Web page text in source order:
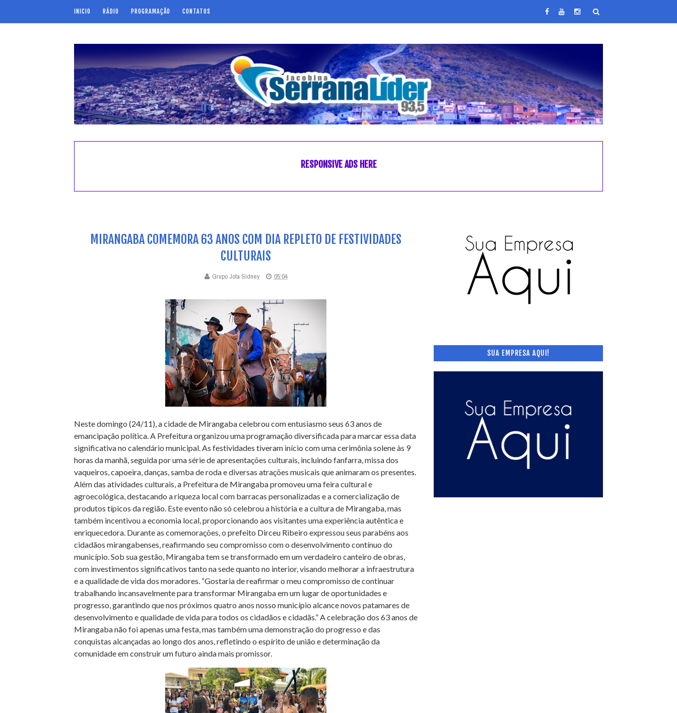
INICIO RÁDIO PROGRAMAÇÃO CONTATOS
RESPONSIVE ADS HERE
MIRANGABA COMEMORA 63 ANOS COM DIA REPLETO DE FESTIVIDADES
CULTURAIS
Grupo Jota Sidney 05:04
Neste domingo (24/11), a cidade de Mirangaba celebrou com entusiasmo seus 63 anos de
emancipação política. A Prefeitura organizou uma programação diversificada para marcar essa data
significativa no calendário municipal. As festividades tiveram início com uma cerimônia solene às 9
horas da manhã, seguida por uma série de apresentações culturais, incluindo fanfarra, missa dos
vaqueiros, capoeira, danças, samba de roda e diversas atrações musicais que animaram os presentes.
Além das atividades culturais, a Prefeitura de Mirangaba promoveu uma feira cultural e
agroecológica, destacando a riqueza local com barracas personalizadas e a comercialização de
produtos típicos da região. Este evento não só celebrou a história e a cultura de Mirangaba, mas
também incentivou a economia local, proporcionando aos visitantes uma experiência autêntica e
enriquecedora. Durante as comemorações, o prefeito Dirceu Ribeiro expressou seus parabéns aos
cidadãos mirangabenses, reafirmando seu compromisso com o desenvolvimento contínuo do
município. Sob sua gestão, Mirangaba tem se transformado em um verdadeiro canteiro de obras,
com investimentos significativos tanto na sede quanto no interior, visando melhorar a infraestrutura
e a qualidade de vida dos moradores. “Gostaria de reafirmar o meu compromisso de continuar
trabalhando incansavelmente para transformar Mirangaba em um lugar de oportunidades e
progresso, garantindo que nos próximos quatro anos nosso município alcance novos patamares de
desenvolvimento e qualidade de vida para todos os cidadãos e cidadãs.” A celebração dos 63 anos de
Mirangaba não foi apenas uma festa, mas também uma demonstração do progresso e das
conquistas alcançadas ao longo dos anos, refletindo o espírito de união e determinação da
comunidade em construir um futuro ainda mais promissor.
SUA EMPRESA AQUI!